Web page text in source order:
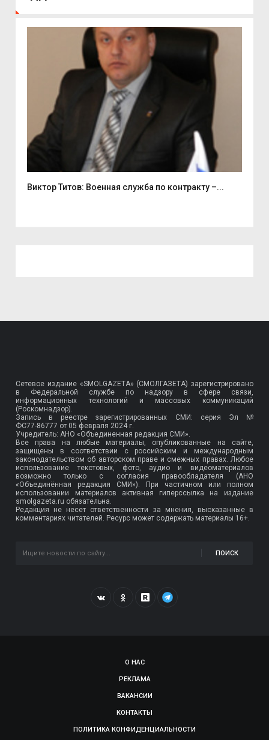
Виктор Титов: Военная служба по контракту –...
Сетевое издание «SMOLGAZETA» (СМОЛГАЗЕТА) зарегистрировано
в Федеральной службе по надзору в сфере связи,
информационных технологий и массовых коммуникаций
(Роскомнадзор).
Запись в реестре зарегистрированных СМИ: серия Эл №
ФС77-86777 от 05 февраля 2024 г.
Учредитель: АНО «Объединенная редакция СМИ».
Все права на любые материалы, опубликованные на сайте,
защищены в соответствии с российским и международным
законодательством об авторском праве и смежных правах. Любое
использование текстовых, фото, аудио и видеоматериалов
возможно только с согласия правообладателя (АНО
«Объединённая редакция СМИ»). При частичном или полном
использовании материалов активная гиперссылка на издание
smolgazeta.ru обязательна.
Редакция не несет ответственности за мнения, высказанные в
комментариях читателей. Ресурс может содержать материалы 16+.
ПОИСК
О НАС
РЕКЛАМА
ВАКАНСИИ
КОНТАКТЫ
ПОЛИТИКА КОНФИДЕНЦИАЛЬНОСТИ